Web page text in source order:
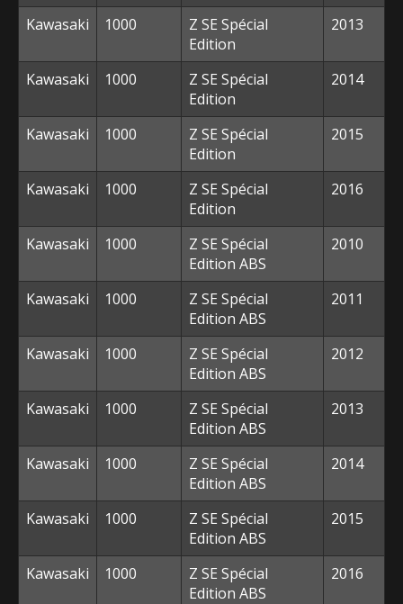
Kawasaki 1000
Z SE Spécial
Edition
2013
Kawasaki 1000
Z SE Spécial
Edition
2014
Kawasaki 1000
Z SE Spécial
Edition
2015
Kawasaki 1000
Z SE Spécial
Edition
2016
Kawasaki 1000
Z SE Spécial
Edition ABS
2010
Kawasaki 1000
Z SE Spécial
Edition ABS
2011
Kawasaki 1000
Z SE Spécial
Edition ABS
2012
Kawasaki 1000
Z SE Spécial
Edition ABS
2013
Kawasaki 1000
Z SE Spécial
Edition ABS
2014
Kawasaki 1000
Z SE Spécial
Edition ABS
2015
Kawasaki 1000
Z SE Spécial
Edition ABS
2016